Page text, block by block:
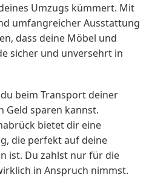
Umzugs kümmert. Mit
umfangreicher Ausstattung
dass deine Möbel und
sicher und unversehrt in
beim Transport deiner
Geld sparen kannst.
bietet dir eine
die perfekt auf deine
ist. Du zahlst nur für die
in Anspruch nimmst.